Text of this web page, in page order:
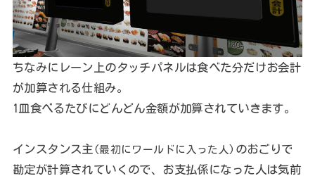
ちなみにレーン上のタッチパネルは食べた分だけお会計
が加算される仕組み。
1皿食べるたびにどんどん金額が加算されていきます。
インスタンス主 (最初にワールドに入った人) のおごりで
勘定が計算されていくので、お支払係になった人は気前